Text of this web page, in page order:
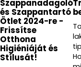
Szappanadagoló
és Szappantartó
Ötlet 2024-re -
Frissítse
Otthona
Higiéniáját és
Stílusát!